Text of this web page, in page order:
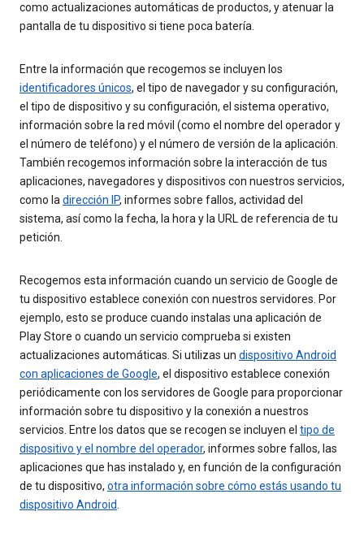
como actualizaciones automáticas de productos, y atenuar la
pantalla de tu dispositivo si tiene poca batería.
Entre la información que recogemos se incluyen los
identificadores únicos, el tipo de navegador y su configuración,
el tipo de dispositivo y su configuración, el sistema operativo,
información sobre la red móvil (como el nombre del operador y
el número de teléfono) y el número de versión de la aplicación.
También recogemos información sobre la interacción de tus
aplicaciones, navegadores y dispositivos con nuestros servicios,
como ladirección IP, informes sobre fallos, actividad del
sistema, así como la fecha, la hora y la URL de referencia de tu
petición.
Recogemos esta información cuando un servicio de Google de
tu dispositivo establece conexión con nuestros servidores. Por
ejemplo, esto se produce cuando instalas una aplicación de
Play Store o cuando un servicio comprueba si existen
actualizaciones automáticas. Si utilizas un dispositivo Android
con aplicaciones de Google, el dispositivo establece conexión
periódicamente con los servidores de Google para proporcionar
información sobre tu dispositivo y la conexión a nuestros
servicios. Entre los datos que se recogen se incluyen el tipo de
dispositivo y el nombre del operador, informes sobre fallos, las
aplicaciones que has instalado y, en función de la configuración
de tu dispositivo, otra información sobre cómo estás usando tu
dispositivo Android.